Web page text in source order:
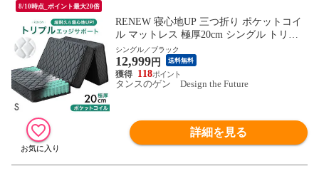
8/10時点_ポイント最大20倍
RENEW 寝心地UP 三つ折り ポケットコイ
ル マットレス 極厚20cm シングル トリプ
ルエッジサポート 体圧分散 メッシュ 通気
性 高反発 ウレタン ベッド マット スプリ
ングマットレス 3つ折り 折り畳み 圧縮 051
90003〔ブラック〕【予約】8月下旬※8/31
シングル／ブラック
12,999円 送料無料
118
タンスのゲン Design the Future
詳細を見る